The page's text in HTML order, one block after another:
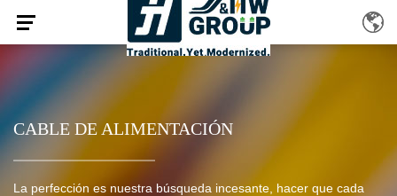
CABLE DE ALIMENTACIÓN
La perfección es nuestra búsqueda incesante, hacer que cada